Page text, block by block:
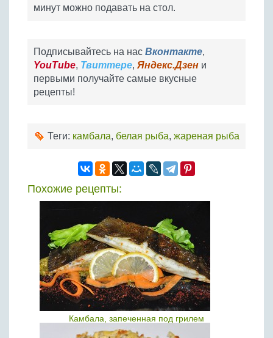
минут можно подавать на стол.
Подписывайтесь на нас Вконтакте,
YouTube, Твиттере, Яндекс.Дзен и
первыми получайте самые вкусные
рецепты!
Теги: камбала, белая рыба, жареная рыба
Похожие рецепты:
Камбала, запеченная под грилем